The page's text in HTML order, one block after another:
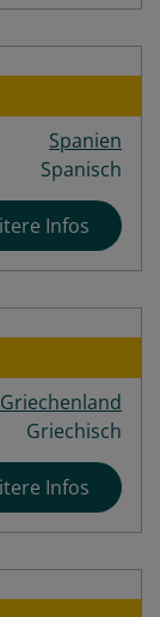
Spanien
Spanisch
Infos
Griechenland
Griechisch
Infos